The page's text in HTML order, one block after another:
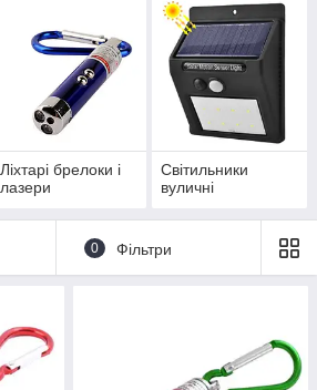
Ліхтарі брелоки і
лазери
Світильники
вуличні
0 Фільтри